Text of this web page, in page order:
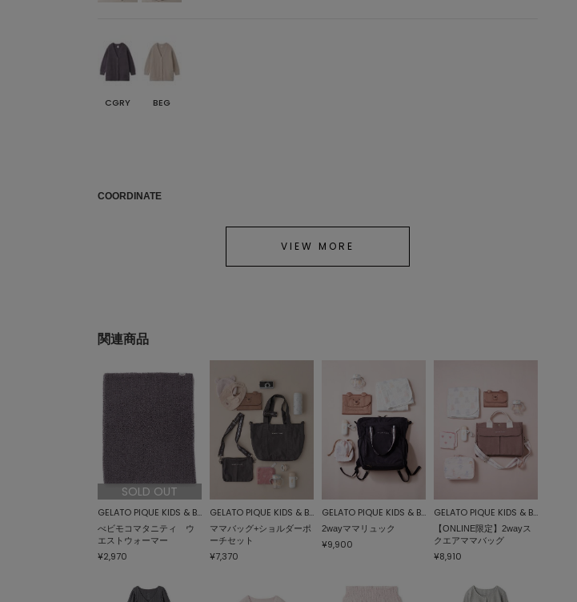
CGRY BEG
COORDINATE
VIEW MORE
関連商品
SOLD OUT
GELATO PIQUE KIDS & BABY
べビモコマタニティ ウ
エストウォーマー
¥2,970
GELATO PIQUE KIDS & BABY
ママバッグ+ショルダーポ
ーチセット
¥7,370
GELATO PIQUE KIDS & BABY
2wayママリュック
¥9,900
GELATO PIQUE KIDS & BABY
【ONLINE限定】2wayス
クエアママバッグ
¥8,910